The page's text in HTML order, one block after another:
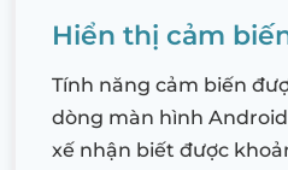
Hiển thị cảm
Tính năng cảm biến
dòng màn hình
xế nhận biết được